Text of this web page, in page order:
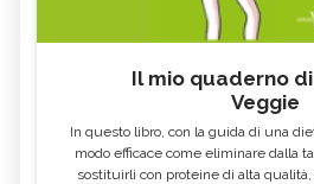
Il mio quaderno
Veggie
In questo libro, con la guida di una
modo efficace come eliminare dalla
sostituirli con proteine di alta